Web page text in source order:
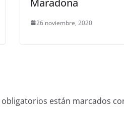
26 noviembre, 2020
obligatorios están marcados